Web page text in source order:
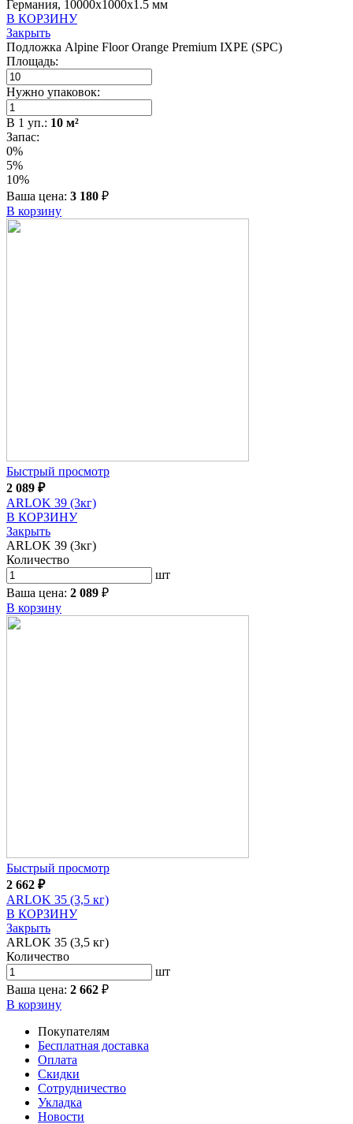
Германия, 10000x1000x1.5 мм
В КОРЗИНУ
Закрыть
Подложка Alpine Floor Orange Premium IXPE (SPC)
Площадь:
Нужно упаковок:
В 1 уп.: 10 м²
Запас:
0%
5%
10%
Ваша цена: 3 180 ₽
В корзину
Быстрый просмотр
2 089 ₽
ARLOK 39 (3кг)
В КОРЗИНУ
Закрыть
ARLOK 39 (3кг)
Количество
шт
Ваша цена: 2 089 ₽
В корзину
Быстрый просмотр
2 662 ₽
ARLOK 35 (3,5 кг)
В КОРЗИНУ
Закрыть
ARLOK 35 (3,5 кг)
Количество
шт
Ваша цена: 2 662 ₽
В корзину
Покупателям
Бесплатная доставка
Оплата
Скидки
Сотрудничество
Укладка
Новости